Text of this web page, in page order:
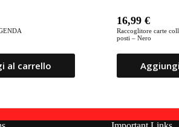
al carrello
Raccoglitore carte
posti – Nero
16,99€